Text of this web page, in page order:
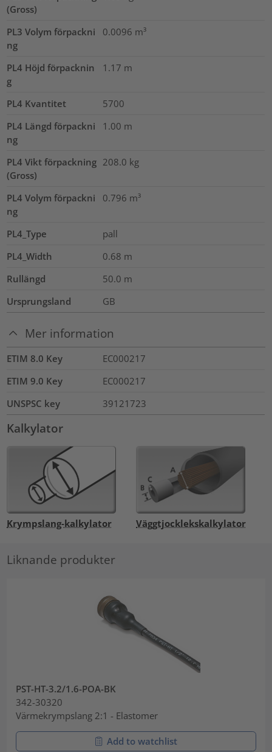
(Gross)
PL3 Volym förpackni
ng
0.0096 m³
PL4 Höjd förpacknin
g
1.17 m
PL4 Kvantitet
5700
PL4 Längd förpackni
ng
1.00 m
PL4 Vikt förpackning
(Gross)
208.0 kg
PL4 Volym förpackni
ng
0.796 m³
PL4_Type
pall
PL4_Width
0.68 m
Rullängd
50.0 m
Ursprungsland
GB
Mer information
ETIM 8.0 Key
EC000217
ETIM 9.0 Key
EC000217
UNSPSC key
39121723
Kalkylator
Krympslang-kalkylator Väggtjocklekskalkylator
Liknande produkter
PST-HT-3.2/1.6-POA-BK
342-30320
Värmekrympslang 2:1 - Elastomer
Add to watchlist